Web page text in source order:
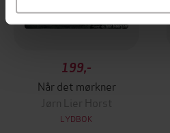
199,-
Når det mørkner
Jørn Lier Horst
LYDBOK